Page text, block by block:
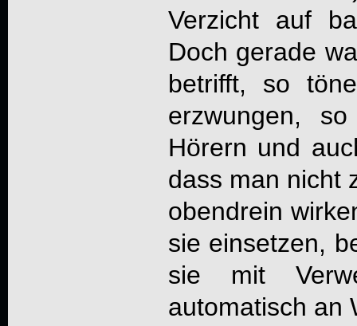
Verzicht auf
Doch gerade
betrifft, so
erzwungen,
Hörern und
dass man nicht
obendrein
sie einsetzen,
sie mit
automatisch an